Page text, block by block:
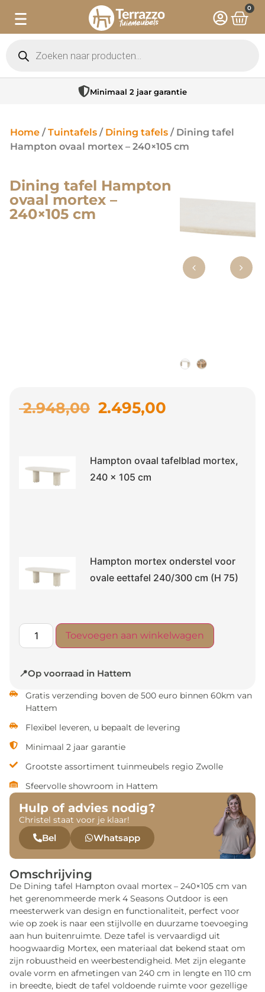
0
Minimaal 2 jaar garantie
Home / Tuintafels / Dining tafels / Dining tafel
Hampton ovaal mortex – 240×105 cm
Dining tafel Hampton
ovaal mortex –
240×105 cm
2.948,00 2.495,00
Hampton ovaal tafelblad mortex,
240 x 105 cm
Hampton mortex onderstel voor
ovale eettafel 240/300 cm (H 75)
Toevoegen aan winkelwagen
📍Op voorraad in Hattem
Gratis verzending boven de 500 euro binnen 60km van
Hattem
Flexibel leveren, u bepaalt de levering
Minimaal 2 jaar garantie
Grootste assortiment tuinmeubels regio Zwolle
Sfeervolle showroom in Hattem
Hulp of advies nodig?
Christel staat voor je klaar!
Bel Whatsapp
Omschrijving
De Dining tafel Hampton ovaal mortex – 240×105 cm van
het gerenommeerde merk 4 Seasons Outdoor is een
meesterwerk van design en functionaliteit, perfect voor
wie op zoek is naar een stijlvolle en duurzame toevoeging
aan hun buitenruimte. Deze tafel is vervaardigd uit
hoogwaardig Mortex, een materiaal dat bekend staat om
zijn robuustheid en weerbestendigheid. Met zijn elegante
ovale vorm en afmetingen van 240 cm in lengte en 110 cm
in breedte, biedt de tafel voldoende ruimte voor gezellige